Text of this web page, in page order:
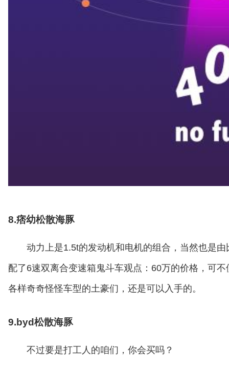
8.痞幼松散海豚
动力上是1.5t的发动机和电机的组合，当然也是
配了6速双离合变速箱鬼斗车观点：60万的价格，可
各样奇奇怪怪车型的土豪们，还是可以入手的。
9.byd松散海豚
不过要是打工人的咱们，你会买吗？